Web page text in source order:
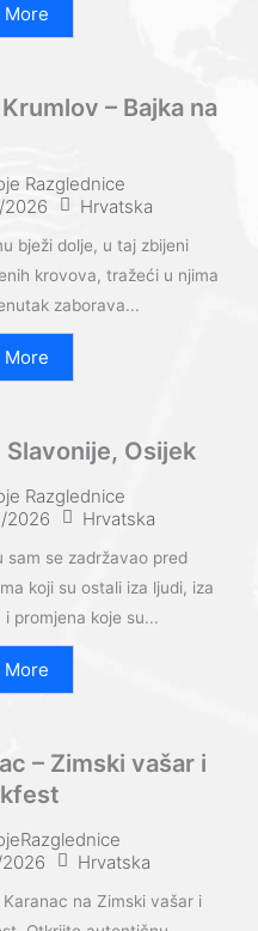
More
– Bajka na
Razglednice
2026
Hrvatska
bježi dolje, u taj zbijeni
krovova, tražeći u njima
zaborava...
More
Slavonije, Osijek
Razglednice
2026
Hrvatska
sam se zadržavao pred
koji su ostali iza ljudi, iza
i promjena koje su...
More
– Zimski vašar i
Hrvatska
na Zimski vašar i